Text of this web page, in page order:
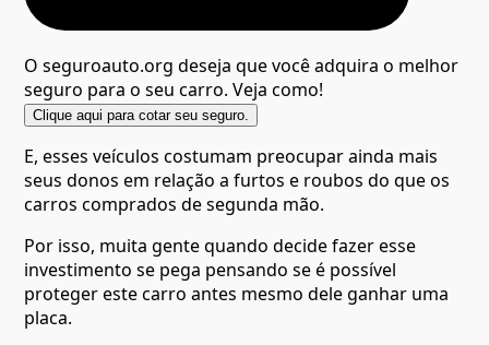
O seguroauto.org deseja que você adquira o melhor
seguro para o seu carro. Veja como!
Clique aqui para cotar seu seguro.
E, esses veículos costumam preocupar ainda mais
seus donos em relação a furtos e roubos do que os
carros comprados de segunda mão.
Por isso, muita gente quando decide fazer esse
investimento se pega pensando se é possível
proteger este carro antes mesmo dele ganhar uma
placa.